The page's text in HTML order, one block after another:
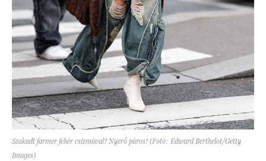
Szakadt farmer fehér csizmával? Nyerő páros! (Fotó: Edward Berthelot/Getty
Images)